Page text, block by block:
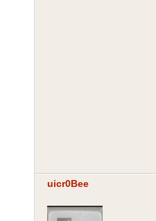
uicr0Bee